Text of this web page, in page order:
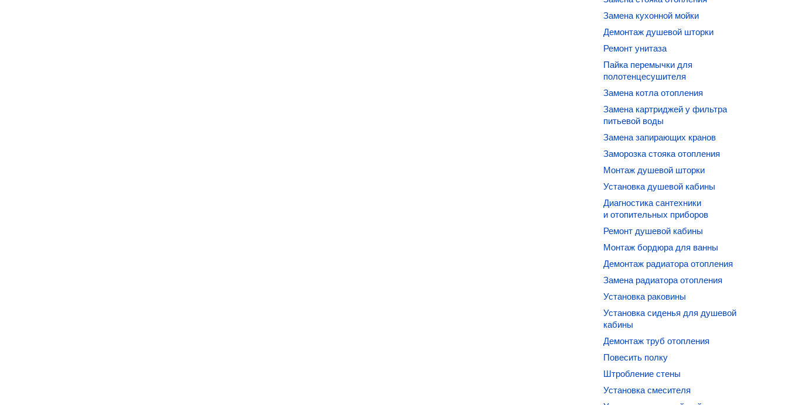
Замена кухонной мойки
Демонтаж душевой шторки
Ремонт унитаза
Пайка перемычки для
полотенцесушителя
Замена котла отопления
Замена картриджей у фильтра
питьевой воды
Замена запирающих кранов
Заморозка стояка отопления
Монтаж душевой шторки
Установка душевой кабины
Диагностика сантехники
и отопительных приборов
Ремонт душевой кабины
Монтаж бордюра для ванны
Демонтаж радиатора отопления
Замена радиатора отопления
Установка раковины
Установка сиденья для душевой
кабины
Демонтаж труб отопления
Повесить полку
Штробление стены
Установка смесителя